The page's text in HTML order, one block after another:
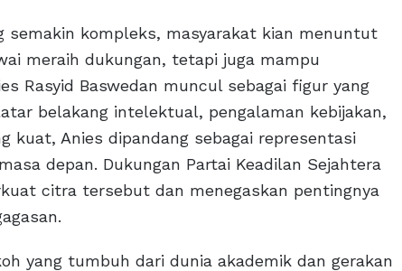
semakin kompleks, masyarakat kian menuntut
meraih dukungan, tetapi juga mampu
Rasyid Baswedan muncul sebagai figur yang
belakang intelektual, pengalaman kebijakan,
kuat, Anies dipandang sebagai representasi
depan. Dukungan Partai Keadilan Sejahtera
citra tersebut dan menegaskan pentingnya
yang tumbuh dari dunia akademik dan gerakan